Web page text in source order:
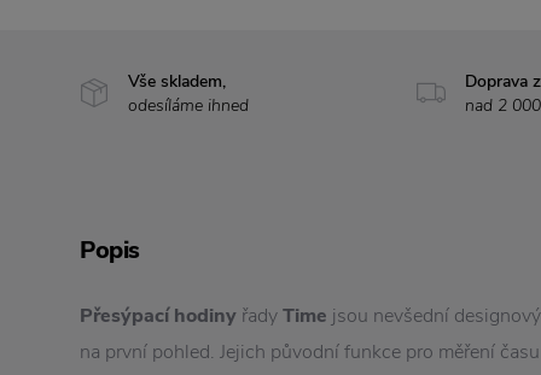
Vše skladem,
odesíláme ihned
Doprava
nad 2
Popis
Přesýpací hodiny řadyTime jsou nevšední
na první pohled. Jejich původní funkce pro měření